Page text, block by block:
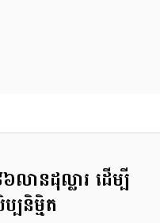
ានដុល្លារ ដើម្បី
បនិម្មិត